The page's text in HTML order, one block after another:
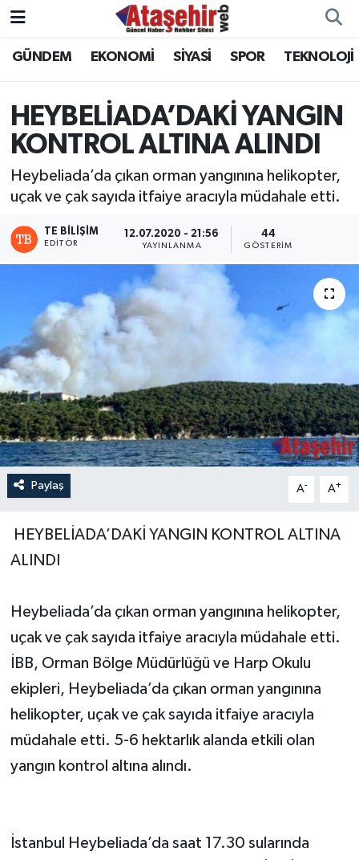
GÜNDEM EKONOMİ SİYASİ SPOR TEKNOLOJİ
HEYBELİADA’DAKİ YANGIN
KONTROL ALTINA ALINDI
Heybeliada’da çıkan orman yangınına helikopter,
uçak ve çak sayıda itfaiye aracıyla müdahale etti.
TE BILIŞIM
EDITÖR
12.07.2020 - 21:56
YAYINLANMA
44
GÖSTERIM
Paylaş A- A+
HEYBELİADA’DAKİ YANGIN KONTROL ALTINA
ALINDI
Heybeliada’da çıkan orman yangınına helikopter,
uçak ve çak sayıda itfaiye aracıyla müdahale etti.
İBB, Orman Bölge Müdürlüğü ve Harp Okulu
ekipleri, Heybeliada’da çıkan orman yangınına
helikopter, uçak ve çak sayıda itfaiye aracıyla
müdahale etti. 5-6 hektarlık alanda etkili olan
yangın kontrol altına alındı.
İstanbul Heybeliada’da saat 17.30 sularında
Hava Durumu
Trafik Durumu
Süper Lig Puan Durumu ve Fikstür
Tüm Manşetler
Son Dakika Haberleri
Haber Arşivi